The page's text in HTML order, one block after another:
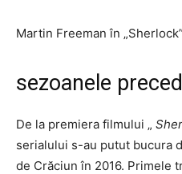
Martin Freeman în „Sherlock”
sezoanele
De la premiera filmului „
serialului s-au putut bucura
de Crăciun în 2016. Primele